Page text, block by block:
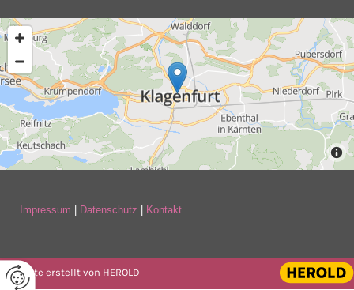
Impressum | Datenschutz | Kontakt
Website erstellt von HEROLD